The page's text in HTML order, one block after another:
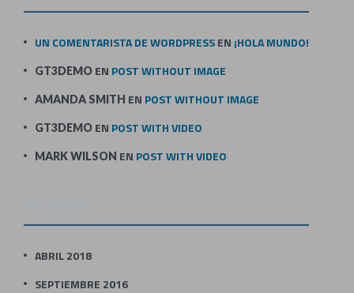
UN COMENTARISTA DE WORDPRESSEN ¡HOLA MUNDO!
GT3DEMO EN POST WITHOUT IMAGE
AMANDA SMITH EN POST WITHOUT IMAGE
GT3DEMO EN POST WITH VIDEO
MARK WILSON EN POST WITH VIDEO
ABRIL 2018
SEPTIEMBRE 2016